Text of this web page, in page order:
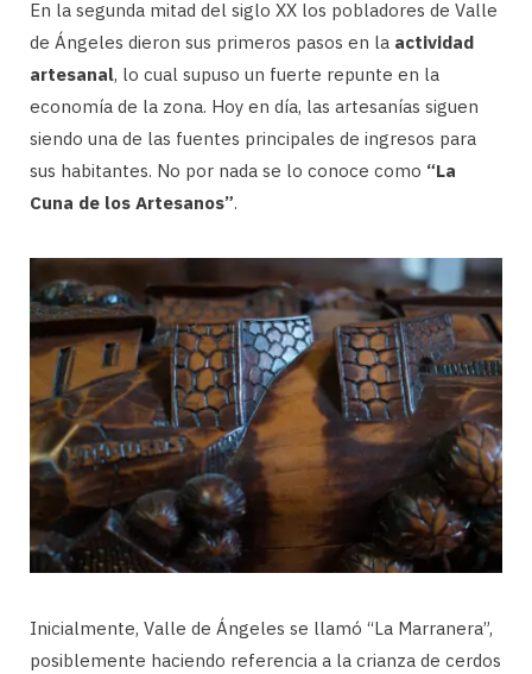
En la segunda mitad del siglo XX los pobladores de Valle
de Ángeles dieron sus primeros pasos en la actividad
artesanal, lo cual supuso un fuerte repunte en la
economía de la zona. Hoy en día, las artesanías siguen
siendo una de las fuentes principales de ingresos para
sus habitantes. No por nada se lo conoce como “La
Cuna de los Artesanos”.
Inicialmente, Valle de Ángeles se llamó “La Marranera”,
posiblemente haciendo referencia a la crianza de cerdos